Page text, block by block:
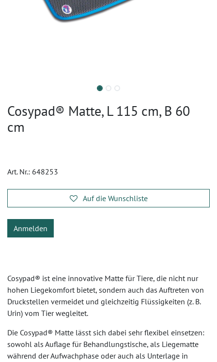
Cosypad® Matte, L 115 cm, B 60
cm
Art. Nr.: 648253
Auf die Wunschliste
Anmelden
Cosypad® ist eine innovative Matte für Tiere, die nicht nur
hohen Liegekomfort bietet, sondern auch das Auftreten von
Druckstellen vermeidet und gleichzeitig Flüssigkeiten (z. B.
Urin) vom Tier wegleitet.
Die Cosypad® Matte lässt sich dabei sehr flexibel einsetzen:
sowohl als Auflage für Behandlungstische, als Liegematte
während der Aufwachphase oder auch als Unterlage in